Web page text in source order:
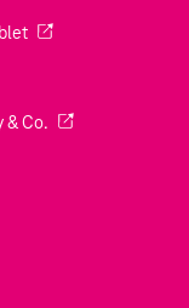
(Wird in einem
geöffnet)
& Co. (Wird in einem